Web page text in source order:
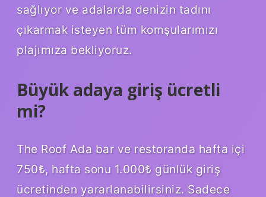
sağlıyor ve adalarda denizin tadını
çıkarmak isteyen tüm komşularımızı
plajımıza bekliyoruz.
Büyük adaya giriş ücretli
mi?
The Roof Ada bar ve restoranda hafta içi
750₺, hafta sonu 1.000₺ günlük giriş
ücretinden yararlanabilirsiniz. Sadece